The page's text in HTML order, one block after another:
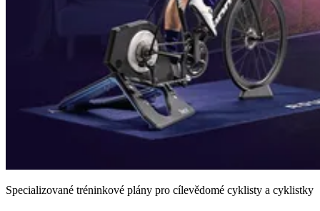
Specializované tréninkové plány pro cílevědomé cyklisty a cyklistky